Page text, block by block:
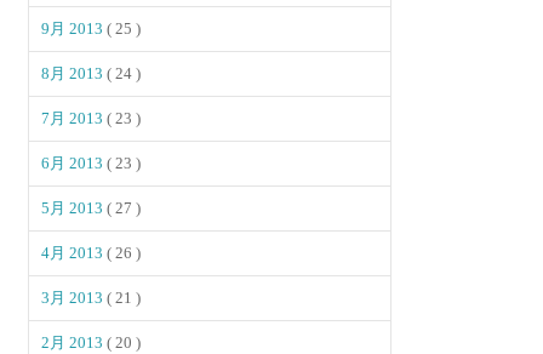
9月 2013( 25 )
8月 2013( 24 )
7月 2013( 23 )
6月 2013( 23 )
5月 2013( 27 )
4月 2013( 26 )
3月 2013( 21 )
2月 2013( 20 )